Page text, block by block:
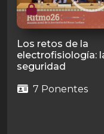
Los retos de la
electrofisiología:
seguridad
7 Ponentes